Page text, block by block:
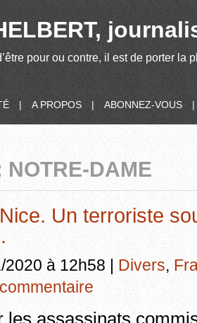
pour ou contre, il est de porter
| A PROPOS | ABONNEZ-VOUS |
NOTRE-DAME
Un terroriste
2020 à 12h58 | Divers,
les assassinats